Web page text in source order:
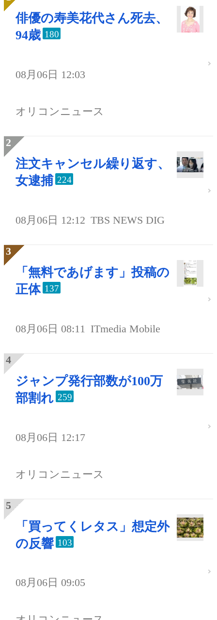
俳優の寿美花代さん死去、
94歳 180
08月06日 12:03
オリコンニュース
注文キャンセル繰り返す、
女逮捕 224
08月06日 12:12 TBS NEWS DIG
「無料であげます」投稿の
正体 137
08月06日 08:11 ITmedia Mobile
ジャンプ発行部数が100万
部割れ 259
08月06日 12:17
オリコンニュース
「買ってくレタス」想定外
の反響 103
08月06日 09:05